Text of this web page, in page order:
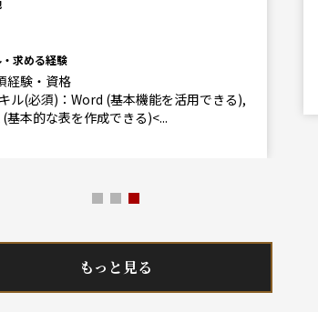
・求める経験
経験・資格
ル(必須)：Word (基本機能を活用できる),
(基本的な表を作成できる)<...
もっと見る